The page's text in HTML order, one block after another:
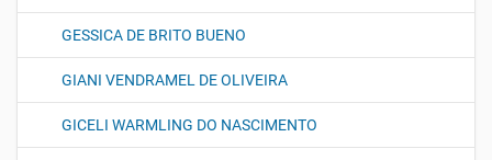
GESSICA DE BRITO BUENO
GIANI VENDRAMEL DE OLIVEIRA
GICELI WARMLING DO NASCIMENTO